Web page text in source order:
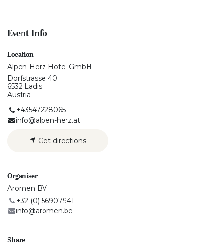
Event Info
Location
Alpen-Herz Hotel GmbH
Dorfstrasse 40
6532 Ladis
Austria
+43547228065
info@alpen-herz.at
Get directions
Organiser
Aromen BV
+32 (0) 56907941
info@aromen.be
Share